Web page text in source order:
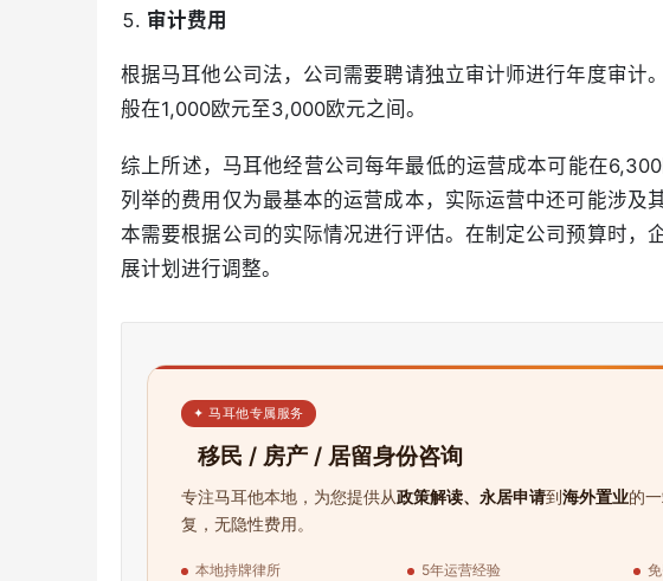
审计费用
根据马耳他公司法，公司需要聘请独立审计师进行年度审计
般在1,000欧元至3,000欧元之间。
综上所述，马耳他经营公司每年最低的运营成本可能在
列举的费用仅为最基本的运营成本，实际运营中还可能涉及
本需要根据公司的实际情况进行评估。在制定公司预算时，
展计划进行调整。
✦ 马耳他专属服务
移民 / 房产 / 居留身份咨询
专注马耳他本地，为您提供从政策解读、永居申请到海外置业的
复，无隐性费用。
本地持牌律所 5年运营经验